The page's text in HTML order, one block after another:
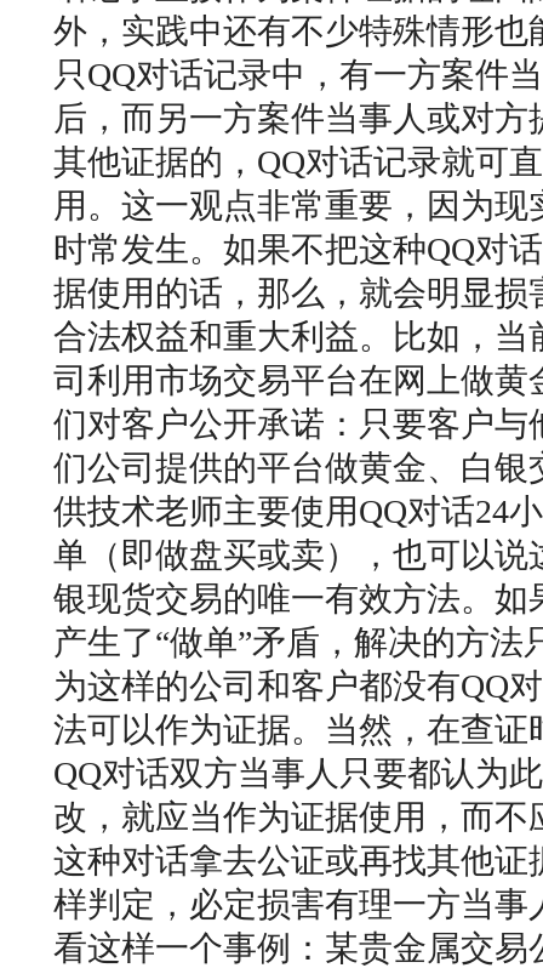
外，实践中还有不少特殊情形也
只QQ对话记录中，有一方案件
后，而另一方案件当事人或对方
其他证据的，QQ对话记录就可
用。这一观点非常重要，因为
时常发生。如果不把这种QQ对
据使用的话，那么，就会明显损
合法权益和重大利益。比如，当
司利用市场交易平台在网上做黄
们对客户公开承诺：只要客户与
们公司提供的平台做黄金、白银
供技术老师主要使用QQ对话24
单（即做盘买或卖），也可以说
银现货交易的唯一有效方法。如
产生了“做单”矛盾，解决的方法
为这样的公司和客户都没有QQ
法可以作为证据。当然，在查证
QQ对话双方当事人只要都认为
改，就应当作为证据使用，而不
这种对话拿去公证或再找其他证
样判定，必定损害有理一方当事
看这样一个事例：某贵金属交易